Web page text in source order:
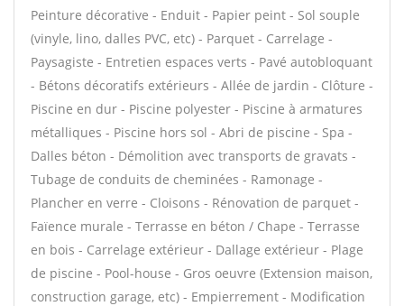
Peinture décorative - Enduit - Papier peint - Sol souple
(vinyle, lino, dalles PVC, etc) - Parquet - Carrelage -
Paysagiste - Entretien espaces verts - Pavé autobloquant
- Bétons décoratifs extérieurs - Allée de jardin - Clôture -
Piscine en dur - Piscine polyester - Piscine à armatures
métalliques - Piscine hors sol - Abri de piscine - Spa -
Dalles béton - Démolition avec transports de gravats -
Tubage de conduits de cheminées - Ramonage -
Plancher en verre - Cloisons - Rénovation de parquet -
Faïence murale - Terrasse en béton / Chape - Terrasse
en bois - Carrelage extérieur - Dallage extérieur - Plage
de piscine - Pool-house - Gros oeuvre (Extension maison,
construction garage, etc) - Empierrement - Modification